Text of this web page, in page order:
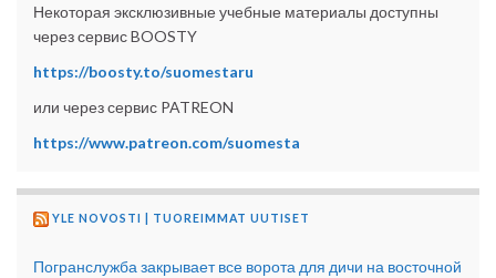
Некоторая эксклюзивные учебные материалы доступны
через сервис BOOSTY
https://boosty.to/suomestaru
или через сервис PATREON
https://www.patreon.com/suomesta
YLE NOVOSTI | TUOREIMMAT UUTISET
Погранслужба закрывает все ворота для дичи на восточной